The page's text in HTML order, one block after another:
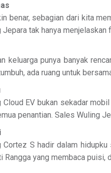
benar, sebagian dari kita
Jepara tak hanya menjelaskan
keluarga punya banyak
ada ruang untuk
Cloud EV bukan sekadar
penantian. Sales Wuling
Cortez S hadir dalam
Rangga yang membaca puisi,